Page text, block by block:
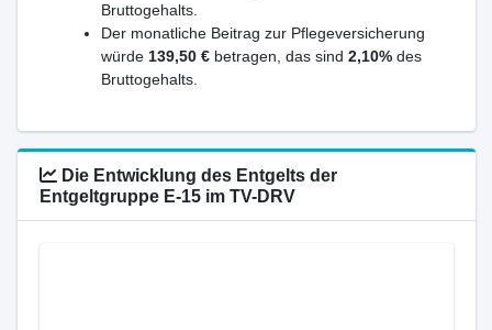
Bruttogehalts.
Der monatliche Beitrag zur Pflegeversicherung
würde 139,50 € betragen, das sind 2,10% des
Bruttogehalts.
Die Entwicklung des Entgelts der
Entgeltgruppe E-15 im TV-DRV